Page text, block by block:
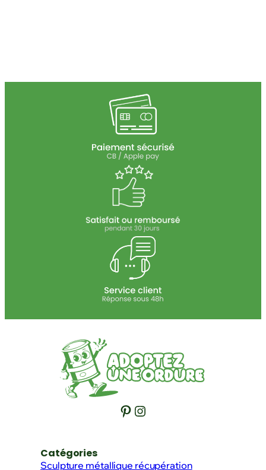
Pinterest Instagram
Catégories
Sculpture métallique récupération